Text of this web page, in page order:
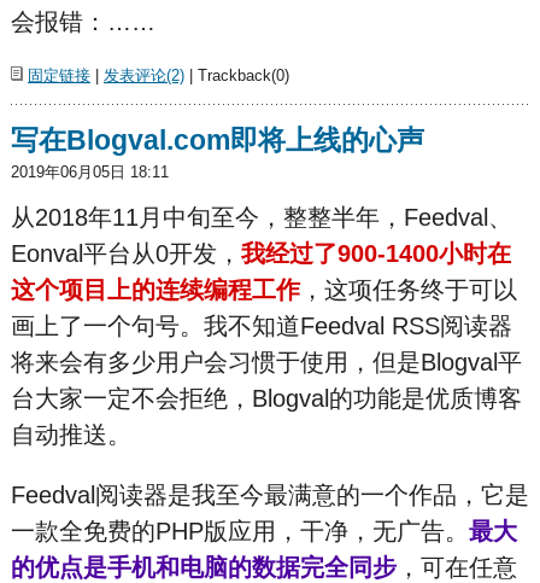
会报错：……
固定链接| 发表评论(2)| Trackback(0)
写在Blogval.com即将上线的心声
2019年06月05日 18:11
从2018年11月中旬至今，整整半年，Feedval、
Eonval平台从0开发， 我经过了900-1400小时在
这个项目上的连续编程工作，这项任务终于可以
画上了一个句号。我不知道Feedval RSS阅读器
将来会有多少用户会习惯于使用，但是Blogval平
台大家一定不会拒绝，Blogval的功能是优质博客
自动推送。
Feedval阅读器是我至今最满意的一个作品，它是
一款全免费的PHP版应用，干净，无广告。 最大
的优点是手机和电脑的数据完全同步，可在任意